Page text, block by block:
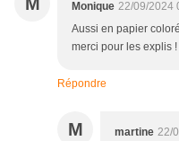
Monique 22/09/2024
Aussi en papier
merci pour les explis
Répondre
M martine 22/